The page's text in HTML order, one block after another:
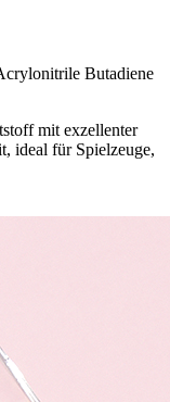
Butadiene
mit exzellenter
ideal für Spielzeuge,